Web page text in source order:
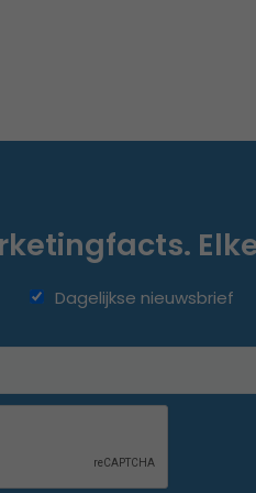
Dagelijkse nieuwsbrief